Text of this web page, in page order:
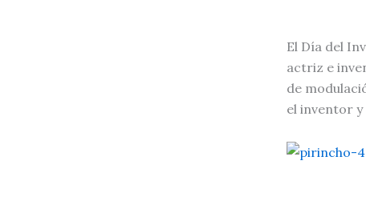
El Día del
actriz e
de
el inventor